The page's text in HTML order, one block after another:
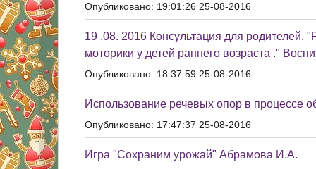
Опубликовано: 19:01:26 25-08-2016
19 .08. 2016 Консультация для родителей.
моторики у детей раннего возраста ."
Опубликовано: 18:37:59 25-08-2016
Использование речевых опор в процессе
Опубликовано: 17:47:37 25-08-2016
Игра "Сохраним урожай" Абрамова И.А.